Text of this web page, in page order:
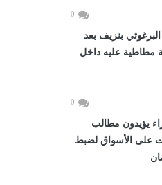
0
بنزيف بعد
مطاطية عليه داخل
0
يؤيدون مطالب
على الأسواق لضبط